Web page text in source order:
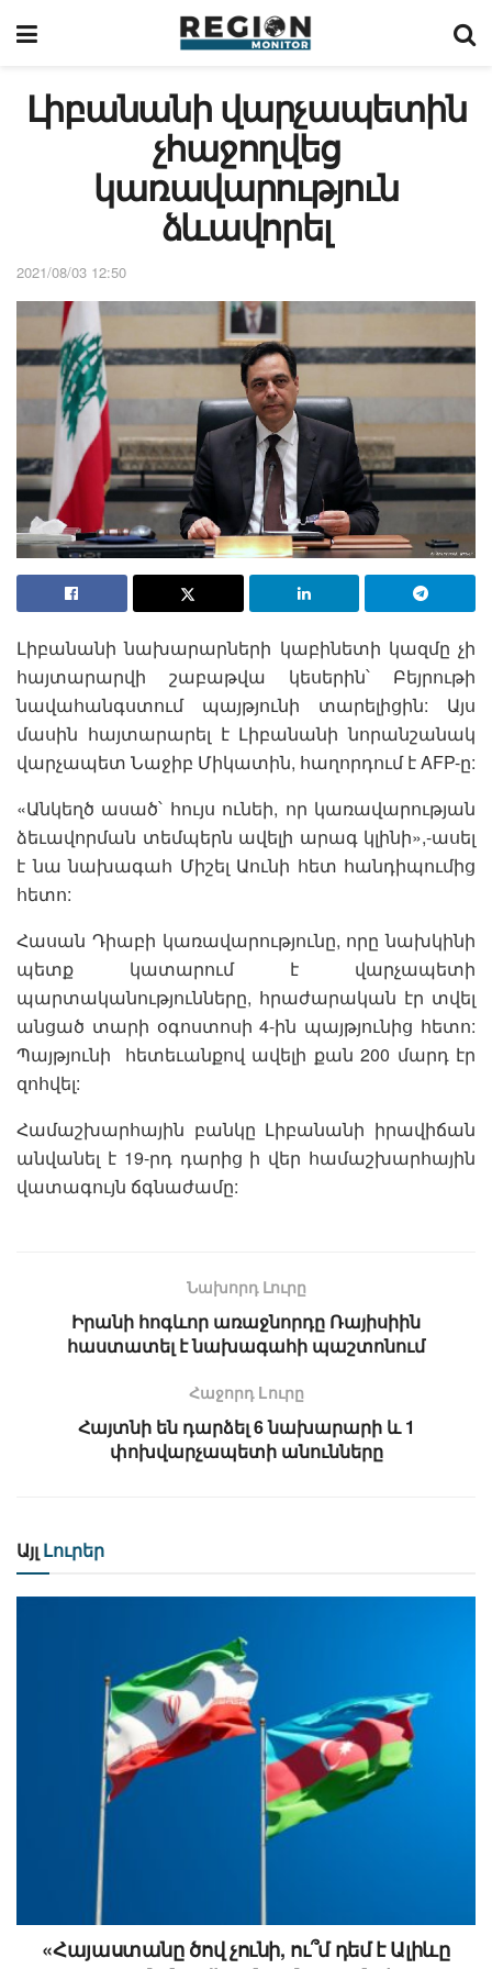
Լիբանանի վարչապետին
չհաջողվեց
կառավարություն
ձևավորել
2021/08/03 12:50
Լիբանանի նախարարների կաբինետի կազմը չի
հայտարարվի շաբաթվա կեսերին՝ Բեյրութի
նավահանգստում պայթյունի տարելիցին: Այս
մասին հայտարարել է Լիբանանի նորանշանակ
վարչապետ Նաջիբ Միկատին, հաղորդում է AFP-ը:
«Անկեղծ ասած՝ հույս ունեի, որ կառավարության
ձեւավորման տեմպերն ավելի արագ կլինի»,-ասել
է նա նախագահ Միշել Աունի հետ հանդիպումից
հետո:
Հասան Դիաբի կառավարությունը, որը նախկինի
պետք կատարում է վարչապետի
պարտականությունները, հրաժարական էր տվել
անցած տարի օգոստոսի 4-ին պայթյունից հետո:
Պայթյունի հետեւանքով ավելի քան 200 մարդ էր
զոհվել:
Համաշխարհային բանկը Լիբանանի իրավիճան
անվանել է 19-րդ դարից ի վեր համաշխարհային
վատագույն ճգնաժամը:
Նախորդ Լուրը
Իրանի հոգևոր առաջնորդը Ռայիսիին
հաստատել է նախագահի պաշտոնում
Հաջորդ Lուրը
Հայտնի են դարձել 6 նախարարի և 1
փոխվարչապետի անունները
Այլ Լուրեր
«Հայաստանը ծով չունի, ու՞մ դեմ է Ալիևը